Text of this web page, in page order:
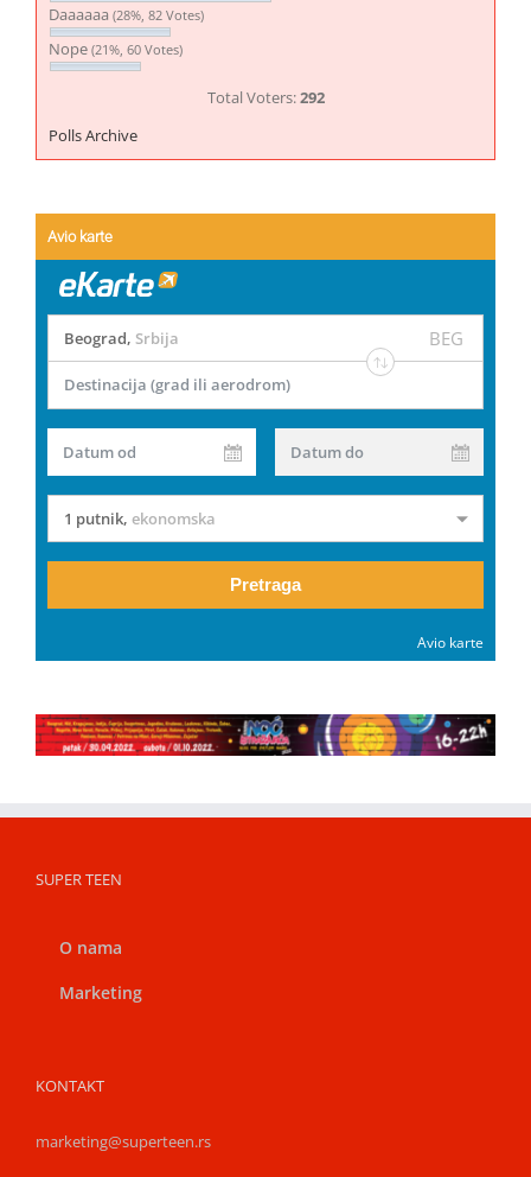
Daaaaaa (28%, 82 Votes)
Nope (21%, 60 Votes)
Total Voters:292
Polls Archive
Avio karte
Beograd, Srbija BEG
Destinacija (grad ili aerodrom)
Datum od Datum do
1 putnik, ekonomska
Pretraga
Avio karte
SUPER TEEN
O nama
Marketing
KONTAKT
marketing@superteen.rs